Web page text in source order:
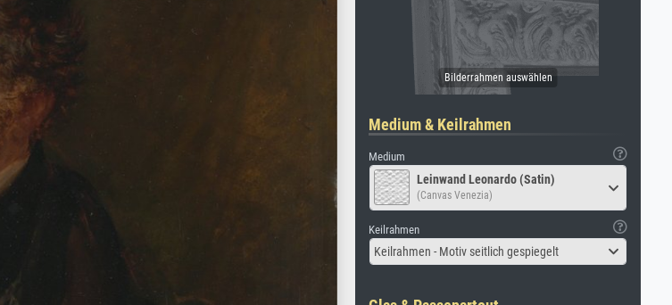
Medium & Keilrahmen
Medium
Leinwand Leonardo (Satin)
(Canvas Venezia)
Keilrahmen
Keilrahmen - Motiv seitlich gespiegelt